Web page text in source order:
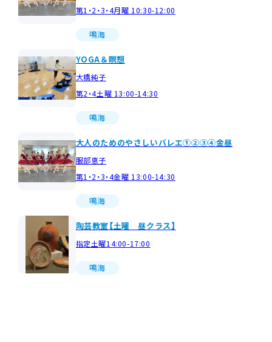
第1・2・3・4月曜 10:30-12:00
鳴海
YOGA＆瞑想
大橋純子
第2・4土曜 13:00-14:30
鳴海
大人のためのやさしいバレエ①②③④金昼
服部恵子
第1・2・3・4金曜 13:00-14:30
鳴海
陶芸教室【土曜 昼クラス】
指定土曜14:00-17:00
鳴海